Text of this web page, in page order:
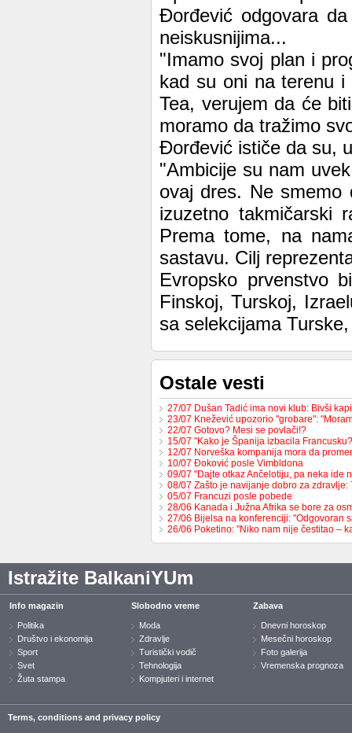
Đorđević odgovara
neiskusnijima...
"Imamo svoj plan i
kad su oni na terenu
Tea, verujem da će
moramo da tražimo
Đorđević ističe da su,
"Ambicije su nam
ovaj dres. Ne
izuzetno takmičarski
Prema tome, na
sastavu. Cilj
Evropsko prvenstvo
Finskoj, Turskoj,
sa selekcijama
Ostale vesti
27/07 Dušan Tadić ima novi klub: Bivši
23/07 Knežević upozorio "grobare":
22/07 Gotovo? Mesi se povlači!?
15/07 "Kako je Španija izbacila
12/07 Norveška kompanija mora da
10/07 Đoković posle Vimbldona
09/07 "Dajte otkaz Ančelotiju, pa neka ide
08/07 Zašto je navijanje dobro za
05/07 Francuzi posle pobede
28/06 Kanada i Južna Afrika se bore za
27/06 Bijelsa na konferenciji: "Odgovoran
26/06 Poketino: "Niko nam nije čestitao –
Istražite BalkaniYUm
Info magazin
Politika
Društvo i ekonomija
Sport
Svet
Žuta stampa
Slobodno vreme
Moda
Zdravlje
Turistički vodič
Tehnologija
Kompjuteri i internet
Zabava
Dnevni horoskop
Mesečni horoskop
Foto galerija
Vremenska prognoza
Terms, conditions and privacy policy